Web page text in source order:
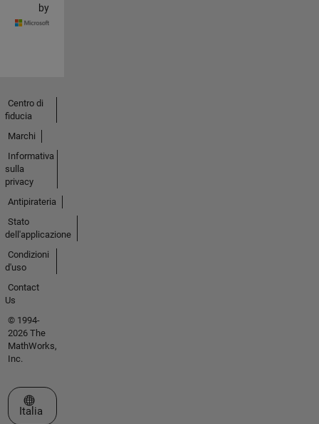
by
Centro di
fiducia
Marchi
Informativa
sulla
privacy
Antipirateria
Stato
dell'applicazione
Condizioni
d'uso
Contact
Us
© 1994-
2026 The
MathWorks,
Inc.
Seleziona un sito web
Italia